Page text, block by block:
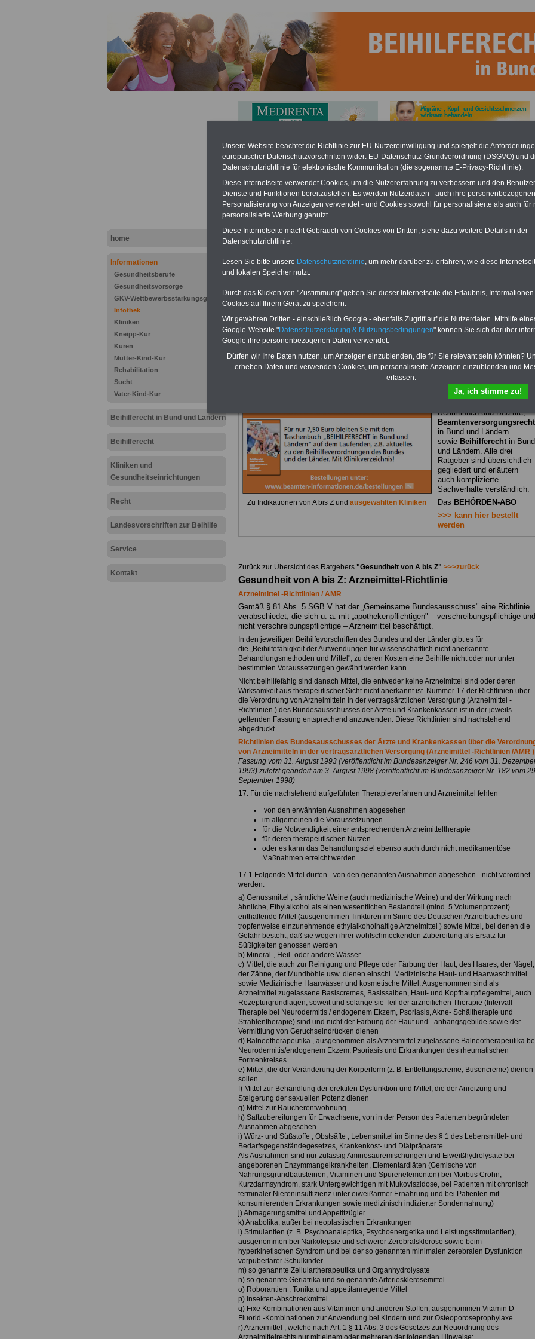
home
Informationen
Gesundheitsberufe
Gesundheitsvorsorge
GKV-Wettbewerbsstärkungsgesetz
Infothek
Kliniken
Kneipp-Kur
Kuren
Mutter-Kind-Kur
Rehabilitation
Sucht
Vater-Kind-Kur
Beihilferecht in Bund und Ländern
Beihilferecht
Kliniken und
Gesundheitseinrichtungen
Recht
Landesvorschriften zur Beihilfe
Service
Kontakt
Arzneimittel-Richtlinen - AMR (Nummer 17)
Neu aufgelegt: Juli 2025
BEHÖRDEN-ABOmit drei
Ratgebern zum
MwSt.):Wissenswertesfür
in Bund und Ländern
Ratgeber sind übersichtlich
gegliedert und erläutern
Sachverhalte verständlich.
DasBEHÖRDEN-ABO >>>
.
Zu Indikationen von A bis Z und ausgewählten Kliniken
BEHÖRDEN-ABOmit drei
Ratgebern für nur 22,50
Beamtinnen und Beamte,
Beamtenversorgungsrecht
in Bund und Ländern
sowie Beihilferecht in Bund
und Ländern. Alle drei
Ratgeber sind übersichtlich
gegliedert und erläutern
auch komplizierte
Sachverhalte verständlich.
Das BEHÖRDEN-ABO
>>> kann hier bestellt
werden
Zurück zur Übersicht des Ratgebers "Gesundheit von A bis Z" >>>zurück
Gesundheit von A bis Z: Arzneimittel-Richtlinie
Arzneimittel -Richtlinien / AMR
Gemäß § 81 Abs. 5 SGB V hat der „Gemeinsame Bundesausschuss" eine Richtlinie
verabschiedet, die sich u. a. mit „apothekenpflichtigen" – verschreibungspflichtige und
nicht verschreibungspflichtige – Arzneimittel beschäftigt.
In den jeweiligen Beihilfevorschriften des Bundes und der Länder gibt es für
die „Beihilfefähigkeit der Aufwendungen für wissenschaftlich nicht anerkannte
Behandlungsmethoden und Mittel", zu deren Kosten eine Beihilfe nicht oder nur unter
bestimmten Voraussetzungen gewährt werden kann.
Nicht beihilfefähig sind danach Mittel, die entweder keine Arzneimittel sind oder deren
Wirksamkeit aus therapeutischer Sicht nicht anerkannt ist. Nummer 17 der Richtlinien über
die Verordnung von Arzneimitteln in der vertragsärztlichen Versorgung (Arzneimittel -
Richtlinien ) des Bundesausschusses der Ärzte und Krankenkassen ist in der jeweils
geltenden Fassung entsprechend anzuwenden. Diese Richtlinien sind nachstehend
abgedruckt.
Richtlinien des Bundesausschusses der Ärzte und Krankenkassen über die
von Arzneimitteln in der vertragsärztlichen Versorgung (Arzneimittel -Richtlinien /AMR )
Fassung vom 31. August 1993 (veröffentlicht im Bundesanzeiger Nr. 246 vom 31.
1993) zuletzt geändert am 3. August 1998 (veröffentlicht im Bundesanzeiger Nr. 182 vom
September 1998)
17. Für die nachstehend aufgeführten Therapieverfahren und Arzneimittel fehlen
von den erwähnten Ausnahmen abgesehen
im allgemeinen die Voraussetzungen
für die Notwendigkeit einer entsprechenden Arzneimitteltherapie
für deren therapeutischen Nutzen
oder es kann das Behandlungsziel ebenso auch durch nicht medikamentöse
Maßnahmen erreicht werden.
17.1 Folgende Mittel dürfen - von den genannten Ausnahmen abgesehen - nicht verordnet
werden:
a) Genussmittel , sämtliche Weine (auch medizinische Weine) und der Wirkung nach
ähnliche, Ethylalkohol als einen wesentlichen Bestandteil (mind. 5 Volumenprozent)
enthaltende Mittel (ausgenommen Tinkturen im Sinne des Deutschen Arzneibuches und
tropfenweise einzunehmende ethylalkoholhaltige Arzneimittel ) sowie Mittel, bei denen die
Gefahr besteht, daß sie wegen ihrer wohlschmeckenden Zubereitung als Ersatz für
Süßigkeiten genossen werden
b) Mineral-, Heil- oder andere Wässer
c) Mittel, die auch zur Reinigung und Pflege oder Färbung der Haut, des Haares, der Nägel,
der Zähne, der Mundhöhle usw. dienen einschl. Medizinische Haut- und Haarwaschmittel
sowie Medizinische Haarwässer und kosmetische Mittel. Ausgenommen sind als
Arzneimittel zugelassene Basiscremes, Basissalben, Haut- und Kopfhautpflegemittel, auch
Rezepturgrundlagen, soweit und solange sie Teil der arzneilichen Therapie (Intervall-
Therapie bei Neurodermitis / endogenem Ekzem, Psoriasis, Akne- Schältherapie und
Strahlentherapie) sind und nicht der Färbung der Haut und - anhangsgebilde sowie der
Vermittlung von Geruchseindrücken dienen
d) Balneotherapeutika , ausgenommen als Arzneimittel zugelassene Balneotherapeutika
Neurodermitis/endogenem Ekzem, Psoriasis und Erkrankungen des rheumatischen
Formenkreises
e) Mittel, die der Veränderung der Körperform (z. B. Entfettungscreme, Busencreme) dienen
sollen
f) Mittel zur Behandlung der erektilen Dysfunktion und Mittel, die der Anreizung und
Steigerung der sexuellen Potenz dienen
g) Mittel zur Raucherentwöhnung
h) Saftzubereitungen für Erwachsene, von in der Person des Patienten begründeten
Ausnahmen abgesehen
i) Würz- und Süßstoffe , Obstsäfte , Lebensmittel im Sinne des § 1 des Lebensmittel- und
Bedarfsgegenständegesetzes, Krankenkost- und Diätpräparate.
Als Ausnahmen sind nur zulässig Aminosäuremischungen und Eiweißhydrolysate bei
angeborenen Enzymmangelkrankheiten, Elementardiäten (Gemische von
Nahrungsgrundbausteinen, Vitaminen und Spurenelementen) bei Morbus Crohn,
Kurzdarmsyndrom, stark Untergewichtigen mit Mukoviszidose, bei Patienten mit chronisch
terminaler Niereninsuffizienz unter eiweißarmer Ernährung und bei Patienten mit
konsumierenden Erkrankungen sowie medizinisch indizierter Sondennahrung)
j) Abmagerungsmittel und Appetitzügler
k) Anabolika, außer bei neoplastischen Erkrankungen
l) Stimulantien (z. B. Psychoanaleptika, Psychoenergetika und Leistungsstimulantien),
ausgenommen bei Narkolepsie und schwerer Zerebralsklerose sowie beim
hyperkinetischen Syndrom und bei der so genannten minimalen zerebralen Dysfunktion
vorpubertärer Schulkinder
m) so genannte Zellulartherapeutika und Organhydrolysate
n) so genannte Geriatrika und so genannte Arteriosklerosemittel
o) Roborantien , Tonika und appetitanregende Mittel
p) Insekten-Abschreckmittel
q) Fixe Kombinationen aus Vitaminen und anderen Stoffen, ausgenommen Vitamin D-
Fluorid -Kombinationen zur Anwendung bei Kindern und zur Osteoporoseprophylaxe
r) Arzneimittel , welche nach Art. 1 § 11 Abs. 3 des Gesetzes zur Neuordnung des
Unsere Website beachtet die Richtlinie zur EU-Nutzereinwilligung und spiegelt die
europäischer Datenschutzvorschriften wider: EU-Datenschutz-Grundverordnung (DSGVO) und
Datenschutzrichtlinie für elektronische Kommunikation (die sogenannte E-Privacy-Richtlinie).
Diese Internetseite verwendet Cookies, um die Nutzererfahrung zu verbessern und den
Dienste und Funktionen bereitzustellen. Es werden Nutzerdaten - auch ihre
Personalisierung von Anzeigen verwendet - und Cookies sowohl für personalisierte als auch für
personalisierte Werbung genutzt.
Diese Internetseite macht Gebrauch von Cookies von Dritten, siehe dazu weitere Details in der
Datenschutzrichtlinie.
Lesen Sie bitte unsere Datenschutzrichtlinie, um mehr darüber zu erfahren, wie diese
und lokalen Speicher nutzt.
Durch das Klicken von "Zustimmung" geben Sie dieser Internetseite die Erlaubnis,
Cookies auf Ihrem Gerät zu speichern.
Wir gewähren Dritten - einschließlich Google - ebenfalls Zugriff auf die Nutzerdaten. Mithilfe
Google-Website "Datenschutzerklärung & Nutzungsbedingungen" können Sie sich darüber
Google ihre personenbezogenen Daten verwendet.
Dürfen wir Ihre Daten nutzen, um Anzeigen einzublenden, die für Sie relevant sein könnten?
erheben Daten und verwenden Cookies, um personalisierte Anzeigen einzublenden und
erfassen.
Ja, ich stimme zu!